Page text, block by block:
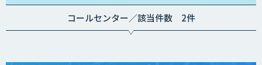
コールセンター／該当件数 2件